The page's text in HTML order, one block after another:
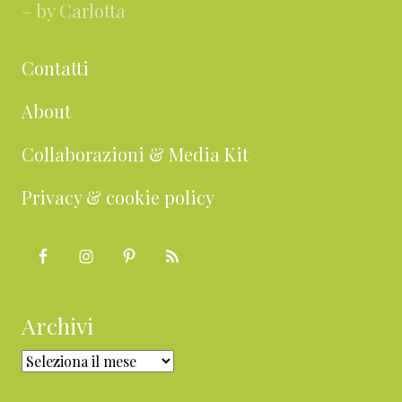
– by Carlotta
Contatti
About
Collaborazioni & Media Kit
Privacy & cookie policy
Archivi
Archivi